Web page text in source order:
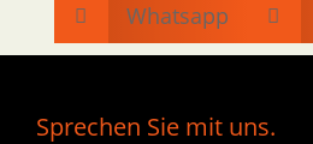
 Whatsapp 
Sprechen Sie mit uns.